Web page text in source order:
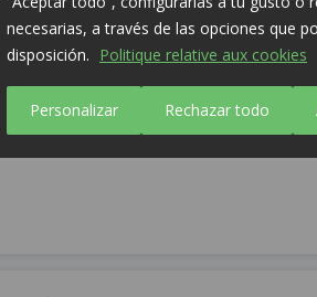
necesarias, a través de las opciones que
disposición. Politique relative aux cookies
Personalizar Rechazar todo